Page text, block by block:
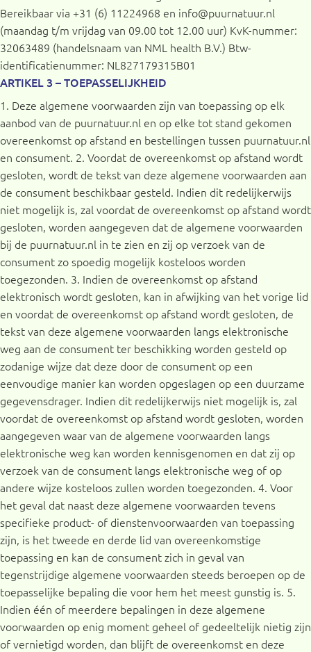
Bereikbaar via +31 (6) 11224968 en info@puurnatuur.nl
(maandag t/m vrijdag van 09.00 tot 12.00 uur) KvK-nummer:
32063489 (handelsnaam van NML health B.V.) Btw-
identificatienummer: NL827179315B01
ARTIKEL 3 – TOEPASSELIJKHEID
1. Deze algemene voorwaarden zijn van toepassing op elk
aanbod van de puurnatuur.nl en op elke tot stand gekomen
overeenkomst op afstand en bestellingen tussen puurnatuur.nl
en consument. 2. Voordat de overeenkomst op afstand wordt
gesloten, wordt de tekst van deze algemene voorwaarden aan
de consument beschikbaar gesteld. Indien dit redelijkerwijs
niet mogelijk is, zal voordat de overeenkomst op afstand wordt
gesloten, worden aangegeven dat de algemene voorwaarden
bij de puurnatuur.nl in te zien en zij op verzoek van de
consument zo spoedig mogelijk kosteloos worden
toegezonden. 3. Indien de overeenkomst op afstand
elektronisch wordt gesloten, kan in afwijking van het vorige lid
en voordat de overeenkomst op afstand wordt gesloten, de
tekst van deze algemene voorwaarden langs elektronische
weg aan de consument ter beschikking worden gesteld op
zodanige wijze dat deze door de consument op een
eenvoudige manier kan worden opgeslagen op een duurzame
gegevensdrager. Indien dit redelijkerwijs niet mogelijk is, zal
voordat de overeenkomst op afstand wordt gesloten, worden
aangegeven waar van de algemene voorwaarden langs
elektronische weg kan worden kennisgenomen en dat zij op
verzoek van de consument langs elektronische weg of op
andere wijze kosteloos zullen worden toegezonden. 4. Voor
het geval dat naast deze algemene voorwaarden tevens
specifieke product- of dienstenvoorwaarden van toepassing
zijn, is het tweede en derde lid van overeenkomstige
toepassing en kan de consument zich in geval van
tegenstrijdige algemene voorwaarden steeds beroepen op de
toepasselijke bepaling die voor hem het meest gunstig is. 5.
Indien één of meerdere bepalingen in deze algemene
voorwaarden op enig moment geheel of gedeeltelijk nietig zijn
of vernietigd worden, dan blijft de overeenkomst en deze